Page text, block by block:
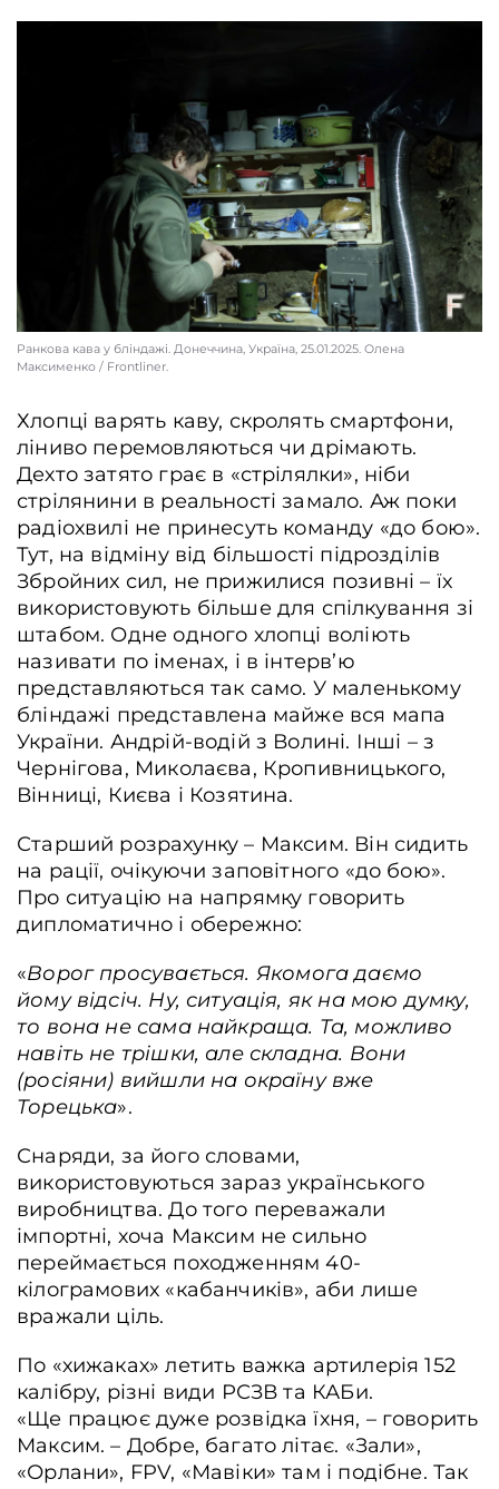
Ранкова кава у бліндажі. Донеччина, Україна, 25.01.2025. Олена
Максименко / Frontliner.
Хлопці варять каву, скролять смартфони,
ліниво перемовляються чи дрімають.
Дехто затято грає в «стрілялки», ніби
стрілянини в реальності замало. Аж поки
радіохвилі не принесуть команду «до бою».
Тут, на відміну від більшості підрозділів
Збройних сил, не прижилися позивні – їх
використовують більше для спілкування зі
штабом. Одне одного хлопці воліють
називати по іменах, і в інтерв’ю
представляються так само. У маленькому
бліндажі представлена майже вся мапа
України. Андрій-водій з Волині. Інші – з
Чернігова, Миколаєва, Кропивницького,
Вінниці, Києва і Козятина.
Старший розрахунку – Максим. Він сидить
на рації, очікуючи заповітного «до бою».
Про ситуацію на напрямку говорить
дипломатично і обережно:
«Ворог просувається. Якомога даємо
йому відсіч. Ну, ситуація, як на мою думку,
то вона не сама найкраща. Та, можливо
навіть не трішки, але складна. Вони
(росіяни) вийшли на окраїну вже
Торецька».
Снаряди, за його словами,
використовуються зараз українського
виробництва. До того переважали
імпортні, хоча Максим не сильно
переймається походженням 40-
кілограмових «кабанчиків», аби лише
вражали ціль.
По «хижаках» летить важка артилерія 152
калібру, різні види РСЗВ та КАБи.
«Ще працює дуже розвідка їхня, – говорить
Максим. – Добре, багато літає. «Зали»,
«Орлани», FPV, «Мавіки» там і подібне. Так